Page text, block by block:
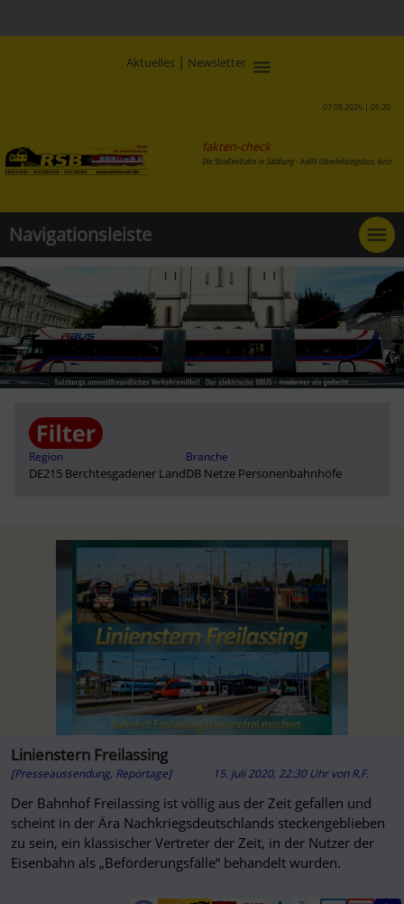
Aktuelles | Newsletter
07.08.2026 | 05:20
fakten-check
Die Straßenbahn in Salzburg - heißt O
Navigationsleiste
Region
DE215 Berchtesgadener Land
Branche
DB Netze Personenbahnhöfe
Linienstern Freilassing
[Presseaussendung, Reportage] 15. Juli 2020, 22:30 Uhr vonR.F.
Der Bahnhof Freilassing ist völlig aus der Zeit gefallen und
scheint in der Ära Nachkriegsdeutschlands steckengeblieben
zu sein, ein klassischer Vertreter der Zeit, in der Nutzer der
Eisenbahn als „Beförderungsfälle“ behandelt wurden.